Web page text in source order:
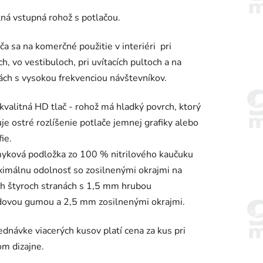
vstupná rohož s potlačou.
sa na komerčné použitie v interiéri pri
vo vestibuloch, pri uvítacích pultoch a na
s vysokou frekvenciou návštevníkov.
HD tlač - rohož má hladký povrch, ktorý
ostré rozlíšenie potlače jemnej grafiky alebo
podložka zo 100 % nitrilového kaučuku
odolnosť so zosilnenými okrajmi na
štyroch stranách s 1,5 mm hrubou
gumou a 2,5 mm zosilnenými okrajmi.
viacerých kusov platí cena za kus pri
dizajne.